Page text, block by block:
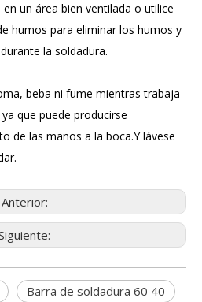
un área bien ventilada o utilice
humos para eliminar los humos y
la soldadura.
beba ni fume mientras trabaja
que puede producirse
de las manos a la boca.Y lávese
Anterior:
Barra de soldadura 60 40